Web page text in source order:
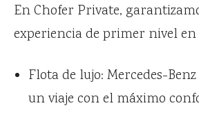
En Chofer Private,
experiencia de primer nivel en
Flota de lujo: Mercedes-
un viaje con el máximo